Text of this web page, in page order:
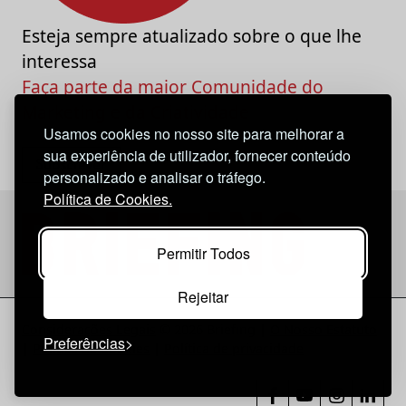
Usamos cookies no nosso site para melhorar a
sua experiência de utilizador, fornecer conteúdo
personalizado e analisar o tráfego.
Política de Cookies.
Permitir Todos
Rejeitar
Preferências
Esteja sempre atualizado sobre o que lhe
interessa
Faça parte da maior Comunidade do
Política de Cookies